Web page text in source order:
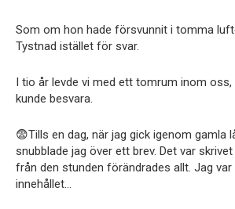
Som om hon hade försvunnit i tomma
Tystnad istället för svar.
I tio år levde vi med ett tomrum inom
kunde besvara.
😨Tills en dag, när jag gick igenom gamla
snubblade jag över ett brev. Det var
från den stunden förändrades allt. Jag
innehållet…